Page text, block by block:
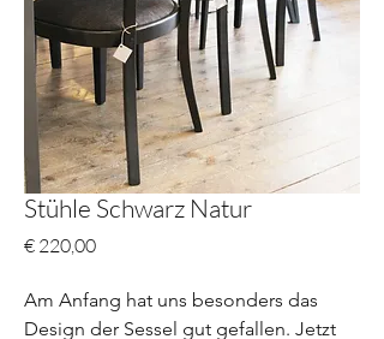
Stühle Schwarz Natur
€ 220,00Preis
Am Anfang hat uns besonders das
Design der Sessel gut gefallen. Jetzt